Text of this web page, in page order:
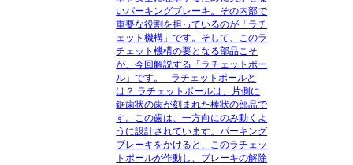
いパーキングブレーキ。その内部で
重要な役割を担っているのが「ラチ
ェット機構」です。そして、このラ
チェット機構の要となる部品こそ
が、今回解説する「ラチェットポー
ル」です。 - ラチェットポールと
は？ ラチェットポールは、片側に
鋸歯状の歯が刻まれた棒状の部品で
す。この歯は、一方向にのみ動くよ
うに設計されています。パーキング
ブレーキをかけると、このラチェッ
トポールが作動し、ブレーキの解除